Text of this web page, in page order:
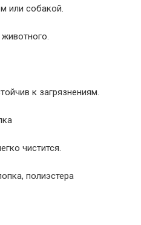
или собакой.
к загрязнениям.
чистится.